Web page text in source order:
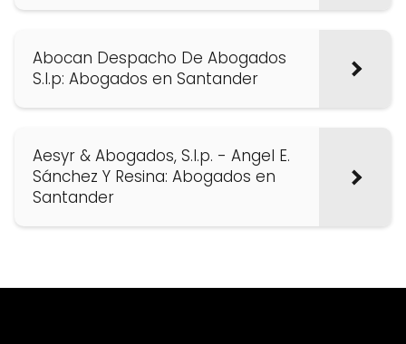
Abocan Despacho De Abogados
S.l.p: Abogados en Santander
Aesyr & Abogados, S.l.p. - Angel E.
Sánchez Y Resina: Abogados en
Santander